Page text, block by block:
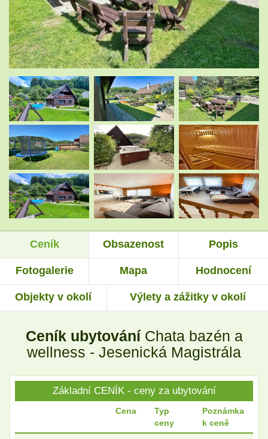
Ceník Obsazenost Popis
Fotogalerie Mapa Hodnocení
Objekty v okolí Výlety a zážitky v okolí
Ceník ubytování Chata bazén a
wellness - Jesenická Magistrála
Základní CENÍK - ceny za ubytování
Cena
Typ
ceny
Poznámka
k ceně